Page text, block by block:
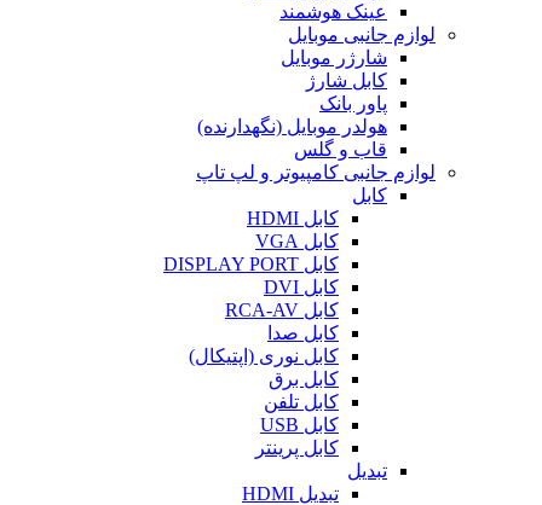
عینک هوشمند
لوازم جانبی موبایل
شارژر موبایل
کابل شارژ
پاور بانک
هولدر موبایل (نگهدارنده)
قاب و گلس
لوازم جانبی کامپیوتر و لپ تاپ
کابل
کابل HDMI
کابل VGA
کابل DISPLAY PORT
کابل DVI
کابل RCA-AV
کابل صدا
کابل نوری (اپتیکال)
کابل برق
کابل تلفن
کابل USB
کابل پرینتر
تبدیل
تبدیل HDMI